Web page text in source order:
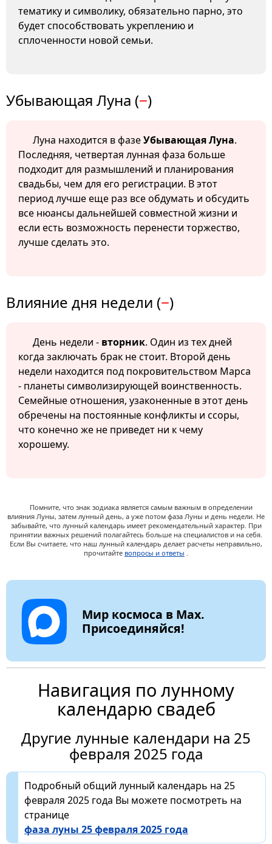
тематику и символику, обязательно парно, это
будет способствовать укреплению и
сплоченности новой семьи.
Убывающая Луна (−)
Луна находится в фазеУбывающая Луна.
Последняя, четвертая лунная фаза больше
подходит для размышлений и планирования
свадьбы, чем для его регистрации. В этот
период лучше еще раз все обдумать и обсудить
все нюансы дальнейшей совместной жизни и
если есть возможность перенести торжество,
лучше сделать это.
Влияние дня недели (−)
День недели - вторник. Один из тех дней
когда заключать брак не стоит. Второй день
недели находится под покровительством Марса
- планеты символизирующей воинственность.
Семейные отношения, узаконенные в этот день
обречены на постоянные конфликты и ссоры,
что конечно же не приведет ни к чему
хорошему.
Помните, что знак зодиака является самым важным в определении
влияния Луны, затем лунный день, а уже потом фаза Луны и день недели. Не
забывайте, что лунный календарь имеет рекомендательный характер. При
принятии важных решений полагайтесь больше на специалистов и на себя.
Если Вы считаете, что наш лунный календарь делает расчеты неправильно,
прочитайте вопросы и ответы .
Мир космоса в Max.
Присоединяйся!
Навигация по лунному
календарю свадеб
Другие лунные календари на 25
февраля 2025 года
Подробный общий лунный календарь на 25
февраля 2025 года Вы можете посмотреть на
странице
фаза луны 25 февраля 2025 года